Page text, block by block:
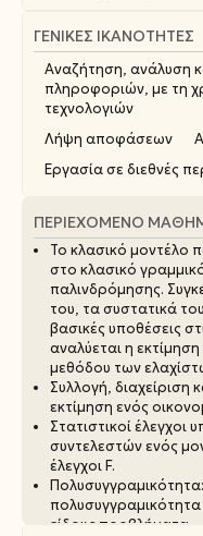
ΓΕΝΙΚΈΣ ΙΚΑΝΌΤΗΤΕΣ
Αναζήτηση, ανάλυση
πληροφοριών, με τη
τεχνολογιών
Λήψη αποφάσεων
Εργασία σε διεθνές
ΠΕΡΙΕΧΌΜΕΝΟ
Το κλασικό μοντέλο
στο κλασικό
παλινδρόμησης.
του, τα συστατικά
βασικές υποθέσεις
αναλύεται η
μεθόδου των
Συλλογή, διαχείριση
εκτίμηση ενός
Στατιστικοί έλεγχοι
συντελεστών ενός
έλεγχοι F.
πολυσυγγραμικότητα
είδους προβλήματα.